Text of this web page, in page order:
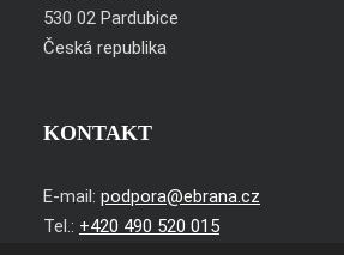
530 02 Pardubice
Česká republika
KONTAKT
E-mail: podpora@ebrana.cz
Tel.: +420 490 520 015